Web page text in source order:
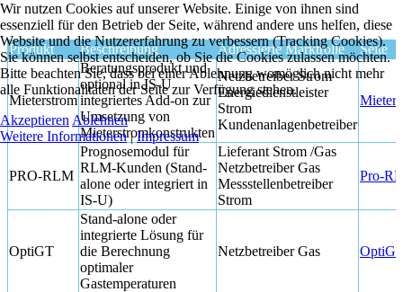
Produkt Beschreibung Adressierte Marktrolle Seite
Mieterstrom
Beratungsprodukt und
optional in IS-U
integriertes Add-on zur
Umsetzung von
Mieterstromkonstrukten
Netzbetreiber Strom
Energiedienstleister
Strom
Kundenanlagenbetreiber
PRO-RLM
Prognosemodul für
RLM-Kunden (Stand-
alone oder integriert in
IS-U)
Lieferant Strom /Gas
Netzbetreiber Gas
Messstellenbetreiber
Strom
Pro-
OptiGT
Stand-alone oder
integrierte Lösung für
die Berechnung
optimaler
Gastemperaturen
Netzbetreiber Gas
Wir nutzen Cookies auf unserer Website. Einige von ihnen sind
essenziell für den Betrieb der Seite, während andere uns helfen, diese
Website und die Nutzererfahrung zu verbessern (Tracking Cookies).
Sie können selbst entscheiden, ob Sie die Cookies zulassen möchten.
Bitte beachten Sie, dass bei einer Ablehnung womöglich nicht mehr
alle Funktionalitäten der Seite zur Verfügung stehen.
Akzeptieren Ablehnen
Weitere Informationen|Impressum